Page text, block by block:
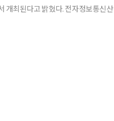
국내 최대 규모의 전자산업 전문전시회인 ‘한국전자산업대